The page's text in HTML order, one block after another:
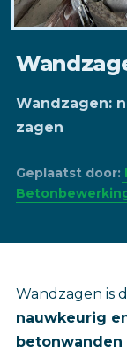
Wandzagen:
zagen
Geplaatst door:
Wandzagen is
nauwkeurig